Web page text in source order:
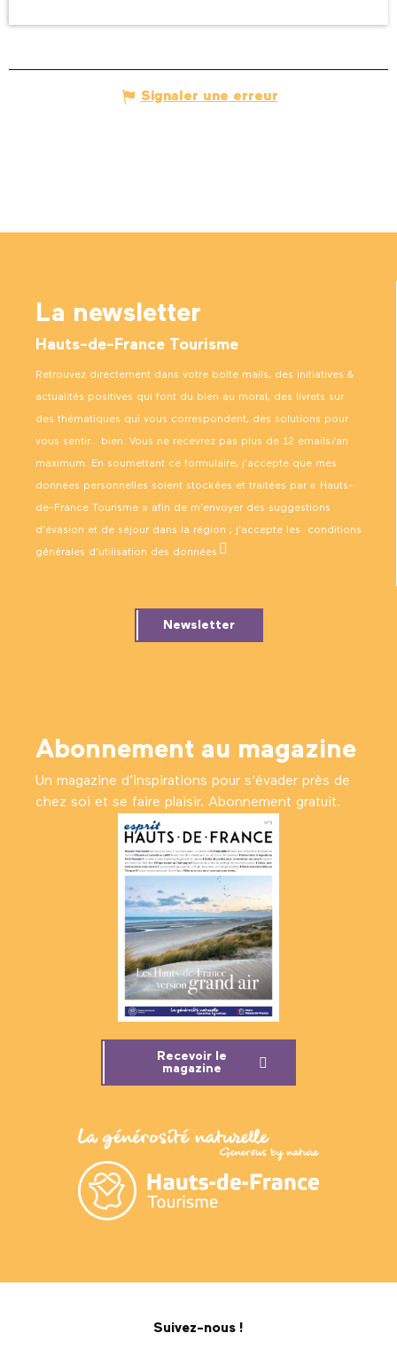
Signaler une erreur
La newsletter
Hauts-de-France Tourisme
Retrouvez directement dans votre boîte mails, des initiatives &
actualités positives qui font du bien au moral, des livrets sur
des thématiques qui vous correspondent, des solutions pour
vous sentir… bien. Vous ne recevrez pas plus de 12 emails/an
maximum. En soumettant ce formulaire, j’accepte que mes
données personnelles soient stockées et traitées par « Hauts-
de-France Tourisme » afin de m’envoyer des suggestions
d’évasion et de séjour dans la région ; j’accepte les conditions
générales d’utilisation des données .
Newsletter
Abonnement au magazine
Un magazine d’inspirations pour s'évader près de
chez soi et se faire plaisir. Abonnement gratuit.
Recevoir le
magazine
Suivez-nous !